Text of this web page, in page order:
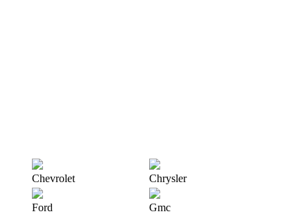
Chevrolet Chrysler
Ford Gmc